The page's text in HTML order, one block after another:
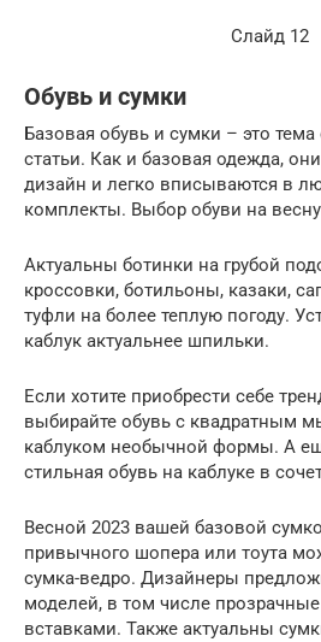
Слайд 12
Обувь и сумки
Базовая обувь и сумки – это
статьи. Как и базовая одежда,
дизайн и легко вписываются в
комплекты. Выбор обуви на
Актуальны ботинки на грубой
кроссовки, ботильоны, казаки,
туфли на более теплую погоду.
каблук актуальнее шпильки.
Если хотите приобрести себе
выбирайте обувь с квадратным
каблуком необычной формы. А
стильная обувь на каблуке в
Весной 2023 вашей базовой
привычного шопера или тоута
сумка-ведро. Дизайнеры
моделей, в том числе
вставками. Также актуальны